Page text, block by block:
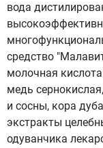
вода
средство
молочная
медь
и сосны, кора
экстракты
одуванчика